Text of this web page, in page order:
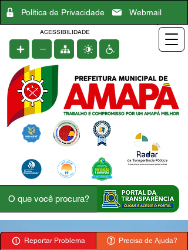
Política de Privacidade Webmail
ACESSIBILIDADE
Reportar Problema Precisa de Ajuda?